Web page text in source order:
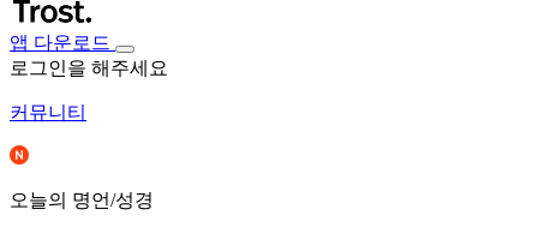
앱 다운로드
로그인을 해주세요
커뮤니티
오늘의 명언/성경